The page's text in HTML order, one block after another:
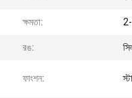
ক্ষমতা:
রঙ:
ফাংশন: